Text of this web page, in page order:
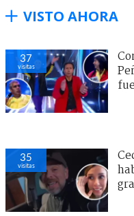
VISTO AHORA
37
visitas
35
visitas